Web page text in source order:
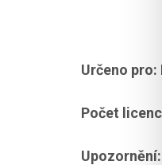
Určeno pro:
Počet
Upozornění: